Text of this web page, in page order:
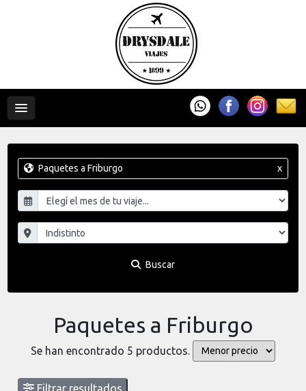
Paquetes a Friburgo x
Buscar
Paquetes a Friburgo
Se han encontrado 5 productos.
Filtrar resultados